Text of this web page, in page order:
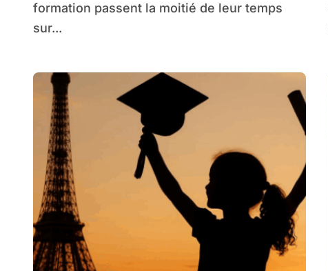
formation passent la moitié de leur temps
sur...